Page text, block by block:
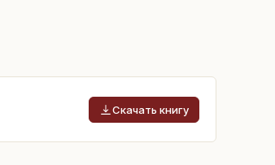
Скачать книгу